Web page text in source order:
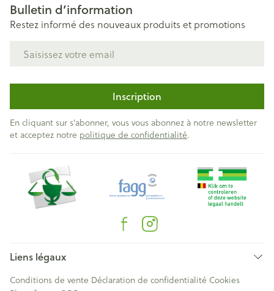
Bulletin d’information
Restez informé des nouveaux produits et promotions
Inscription
En cliquant sur s'abonner, vous vous abonnez à notre newsletter
et acceptez notre politique de confidentialité.
Liens légaux
Conditions de vente Déclaration de confidentialité Cookies